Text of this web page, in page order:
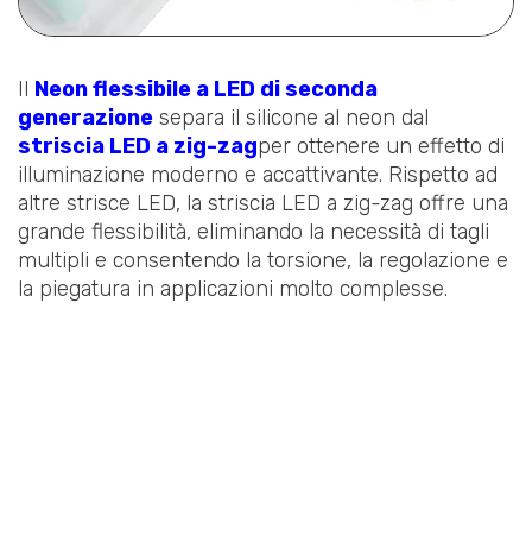
Il Neon flessibile a LED di seconda
generazione separa il silicone al neon dal
striscia LED a zig-zagper ottenere un effetto di
illuminazione moderno e accattivante. Rispetto ad
altre strisce LED, la striscia LED a zig-zag offre una
grande flessibilità, eliminando la necessità di tagli
multipli e consentendo la torsione, la regolazione e
la piegatura in applicazioni molto complesse.